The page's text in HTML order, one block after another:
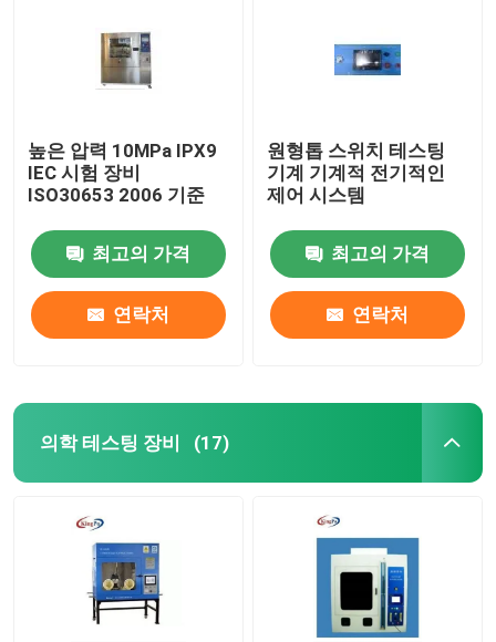
우리에 대하여
공장 여행
품질 관리
높은 압력 10MPa IPX9
IEC 시험 장비
ISO30653 2006 기준
최고의 가격
연락처
원형톱 스위치 테스팅
기계 기계적 전기적인
제어 시스템
최고의 가격
연락처
의학 테스팅 장비 (17)